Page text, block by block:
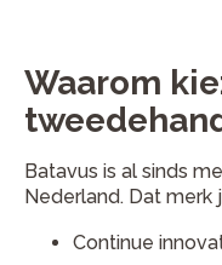
Waarom
Batavus is al sinds
Nederland. Dat merk
Continue